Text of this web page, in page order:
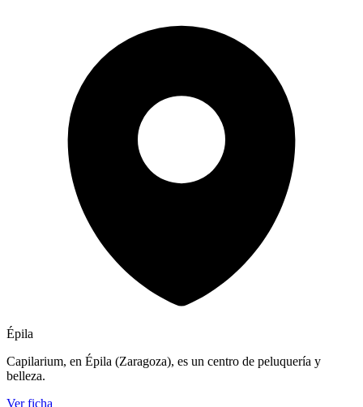
Épila
Capilarium, en Épila (Zaragoza), es un centro de peluquería y
belleza.
Ver ficha